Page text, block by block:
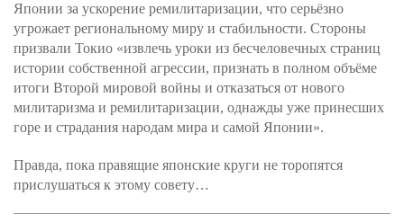
Японии за ускорение ремилитаризации, что серьёзно
угрожает региональному миру и стабильности. Стороны
призвали Токио «извлечь уроки из бесчеловечных страниц
истории собственной агрессии, признать в полном объёме
итоги Второй мировой войны и отказаться от нового
милитаризма и ремилитаризации, однажды уже принесших
горе и страдания народам мира и самой Японии».
Правда, пока правящие японские круги не торопятся
прислушаться к этому совету…